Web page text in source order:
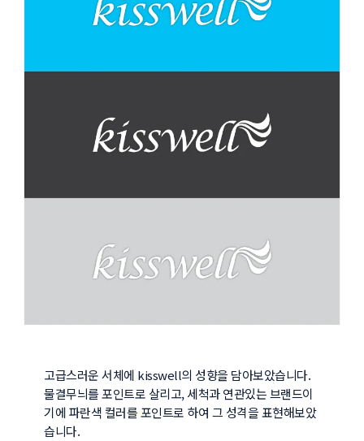
고급스러운 서체에 kisswell의 성향을 담아보았습니다.
물결무늬를 포인트로 살리고, 세척과 연관있는 브랜드이
기에 파란색 컬러를 포인트로 하여 그 성격을 표현해보았
습니다.